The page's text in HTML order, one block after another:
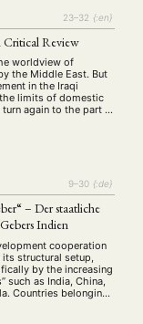
23–32 {:en}
Critical Review
worldview of
the Middle East. But
in the Iraqi
limits of domestic
again to the part of
first sought
9–30 {:de}
– Der staatliche
Indien
cooperation
structural setup,
by the increasing
such as India, China,
Countries belonging
donors are all from
…